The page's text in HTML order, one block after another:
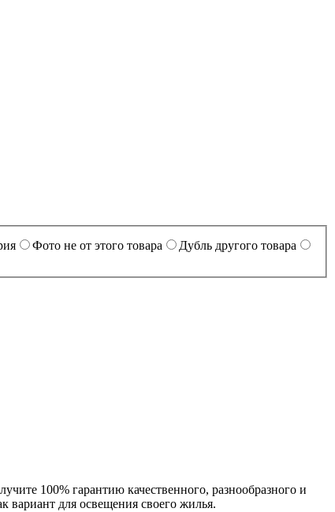
Фото не от этого товара
Дубль другого товара
100% гарантию качественного, разнообразного и
вариант для освещения своего жилья.